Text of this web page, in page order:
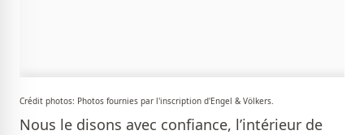
Crédit photos: Photos fournies par l'inscription d'Engel & Völkers.
Nous le disons avec confiance, l’intérieur de